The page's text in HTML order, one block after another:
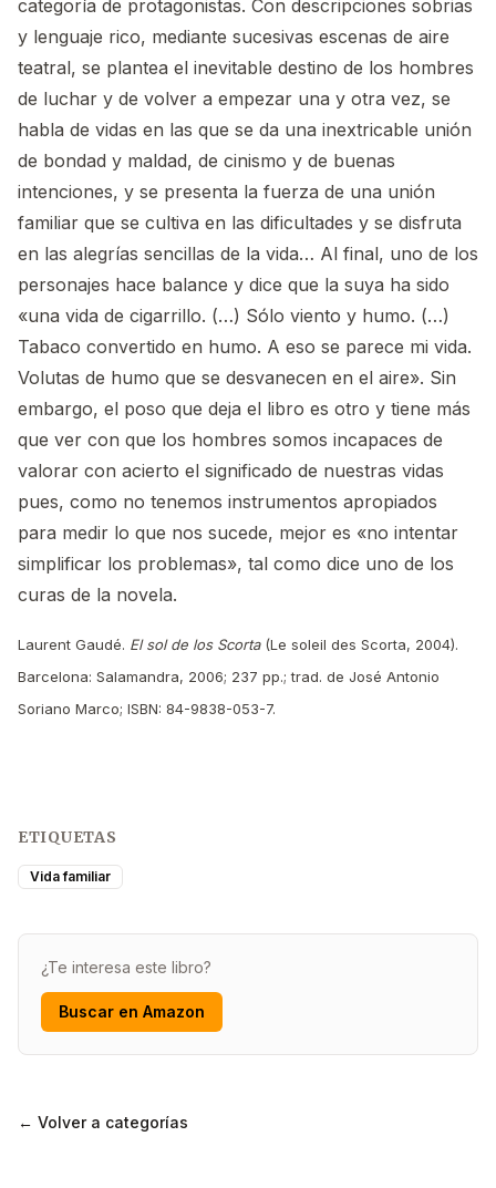
categoría de protagonistas. Con descripciones sobrias
y lenguaje rico, mediante sucesivas escenas de aire
teatral, se plantea el inevitable destino de los hombres
de luchar y de volver a empezar una y otra vez, se
habla de vidas en las que se da una inextricable unión
de bondad y maldad, de cinismo y de buenas
intenciones, y se presenta la fuerza de una unión
familiar que se cultiva en las dificultades y se disfruta
en las alegrías sencillas de la vida… Al final, uno de los
personajes hace balance y dice que la suya ha sido
«una vida de cigarrillo. (…) Sólo viento y humo. (…)
Tabaco convertido en humo. A eso se parece mi vida.
Volutas de humo que se desvanecen en el aire». Sin
embargo, el poso que deja el libro es otro y tiene más
que ver con que los hombres somos incapaces de
valorar con acierto el significado de nuestras vidas
pues, como no tenemos instrumentos apropiados
para medir lo que nos sucede, mejor es «no intentar
simplificar los problemas», tal como dice uno de los
curas de la novela.
Laurent Gaudé. El sol de los Scorta (Le soleil des Scorta, 2004).
Barcelona: Salamandra, 2006; 237 pp.; trad. de José Antonio
Soriano Marco; ISBN: 84-9838-053-7.
ETIQUETAS
Vida familiar
¿Te interesa este libro?
Buscar en Amazon
← Volver a categorías